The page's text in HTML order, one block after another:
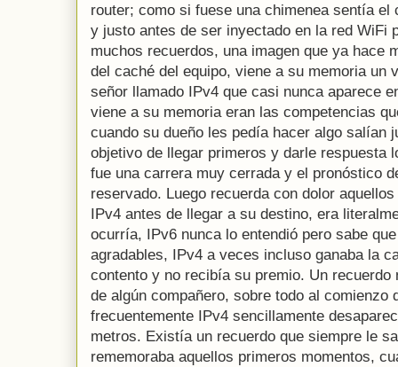
router; como si fuese una chimenea sentía
y justo antes de ser inyectado en la red WiFi
muchos recuerdos, una imagen que ya hace
del caché del equipo, viene a su memoria un
señor llamado IPv4 que casi nunca aparece
viene a su memoria eran las competencias
cuando su dueño les pedía hacer algo salían
objetivo de llegar primeros y darle respuesta
fue una carrera muy cerrada y el pronóstico
reservado. Luego recuerda con dolor
IPv4 antes de llegar a su destino, era
ocurría, IPv6 nunca lo entendió pero sabe
agradables, IPv4 a veces incluso ganaba la
contento y no recibía su premio. Un
de algún compañero, sobre todo al comienzo
frecuentemente IPv4 sencillamente
metros. Existía un recuerdo que siempre le
rememoraba aquellos primeros momentos,